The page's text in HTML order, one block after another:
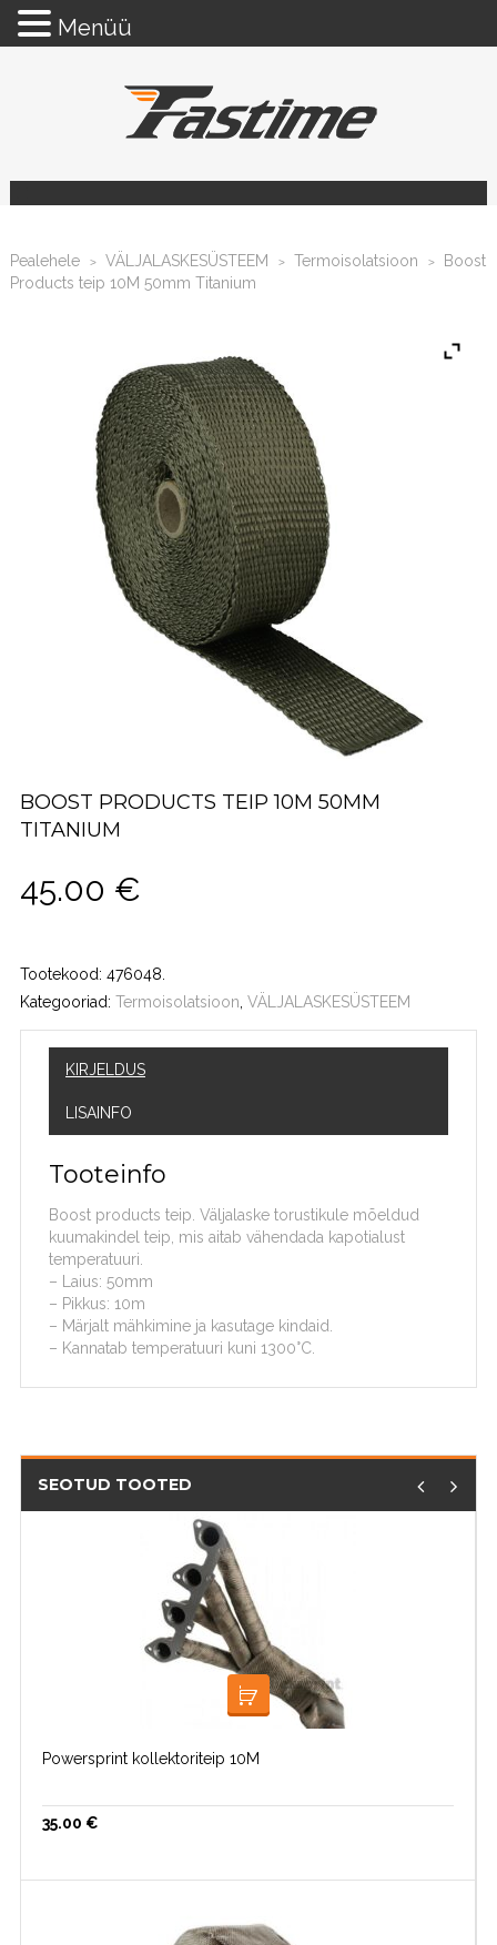
Pealehele > VÄLJALASKESÜSTEEM > Termoisolatsioon >
Boost
Products teip 10M 50mm Titanium
BOOST PRODUCTS TEIP 10M 50MM
TITANIUM
45.00 €
Tootekood: 476048
Kategooriad: Termoisolatsioon VÄLJALASKESÜSTEEM
KIRJELDUS
LISAINFO
Tooteinfo
Boost products teip. Väljalaske torustikule mõeldud
kuumakindel teip, mis aitab vähendada kapotialust
temperatuuri.
– Laius: 50mm
– Pikkus: 10m
– Märjalt mähkimine ja kasutage kindaid.
– Kannatab temperatuuri kuni 1300°C.
SEOTUD TOOTED
LOE EDASI
Powersprint kollektoriteip 10M
35.00 €
Menüü